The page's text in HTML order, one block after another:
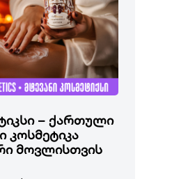
– ქართული
კოსმეტიკა
მოვლისთვის